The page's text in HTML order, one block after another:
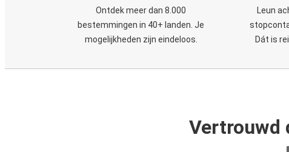
Ontdek meer dan 8.000
bestemmingen in 40+ landen. Je
mogelijkheden zijn eindeloos.
Leun
Dát is
Vertrouwd